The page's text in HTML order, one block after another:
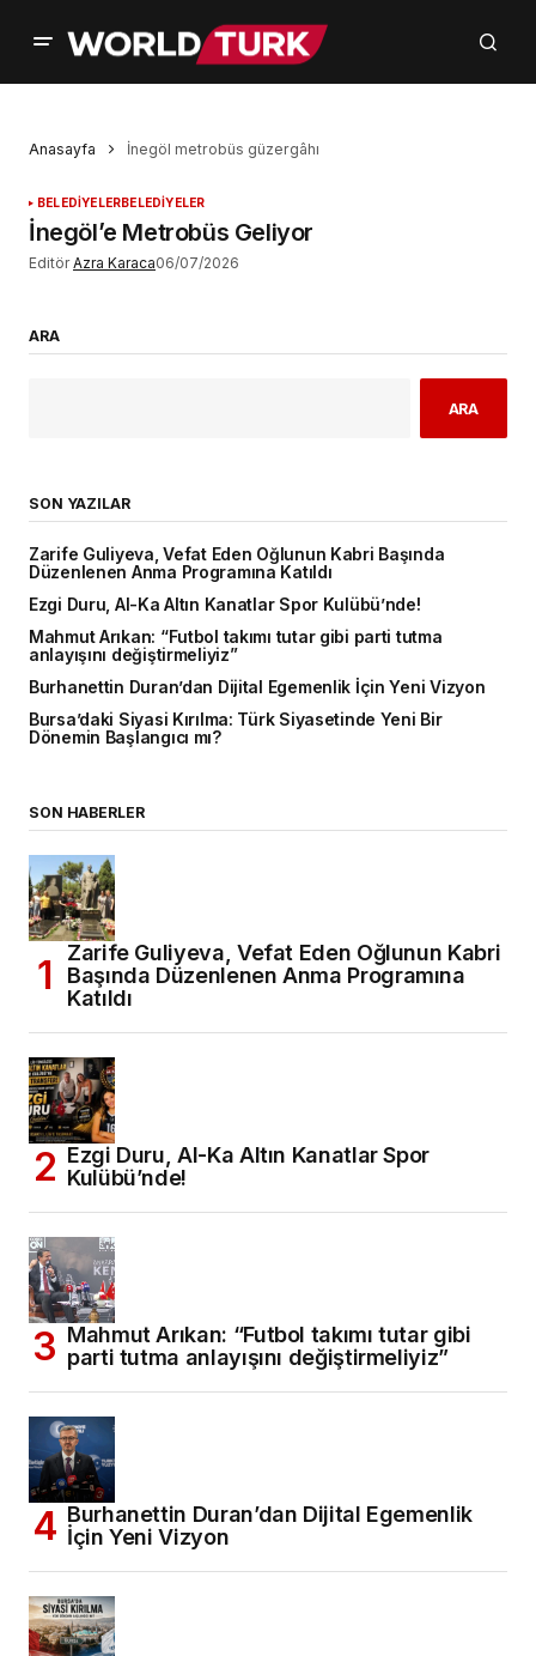
Anasayfa İnegöl metrobüs güzergâhı
BELEDİYELERBELEDİYELER
İnegöl’e Metrobüs Geliyor
Editör Azra Karaca06/07/2026
ARA
ARA
SON YAZILAR
Zarife Guliyeva, Vefat Eden Oğlunun Kabri Başında
Düzenlenen Anma Programına Katıldı
Ezgi Duru, Al-Ka Altın Kanatlar Spor Kulübü’nde!
Mahmut Arıkan: “Futbol takımı tutar gibi parti tutma
anlayışını değiştirmeliyiz”
Burhanettin Duran’dan Dijital Egemenlik İçin Yeni Vizyon
Bursa’daki Siyasi Kırılma: Türk Siyasetinde Yeni Bir
Dönemin Başlangıcı mı?
SON HABERLER
Zarife Guliyeva, Vefat Eden Oğlunun Kabri
Başında Düzenlenen Anma Programına
Katıldı
Ezgi Duru, Al-Ka Altın Kanatlar Spor
Kulübü’nde!
Mahmut Arıkan: “Futbol takımı tutar gibi
parti tutma anlayışını değiştirmeliyiz”
Burhanettin Duran’dan Dijital Egemenlik
İçin Yeni Vizyon